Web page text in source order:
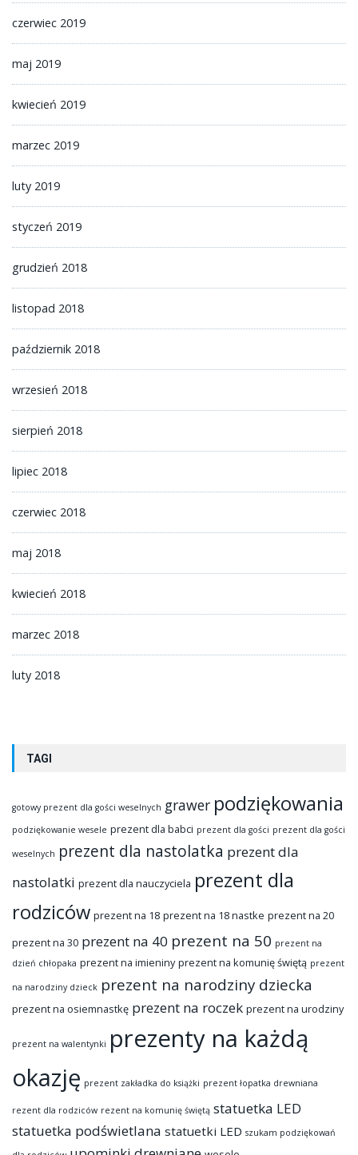
czerwiec 2019
maj 2019
kwiecień 2019
marzec 2019
luty 2019
styczeń 2019
grudzień 2018
listopad 2018
październik 2018
wrzesień 2018
sierpień 2018
lipiec 2018
czerwiec 2018
maj 2018
kwiecień 2018
marzec 2018
luty 2018
TAGI
gotowy prezent dla gości weselnych grawer podziękowania
podziękowanie wesele prezent dla babci prezent dla gości prezent dla gości
weselnych prezent dla nastolatka prezent dla
nastolatki prezent dla nauczyciela prezent dla
rodziców prezent na 18 prezent na 18 nastke prezent na 20
prezent na 30 prezent na 40 prezent na 50 prezent na
dzień chłopaka prezent na imieniny prezent na komunię świętą prezent
na narodziny dzieck prezent na narodziny dziecka
prezent na osiemnastkę prezent na roczek prezent na urodziny
prezent na walentynki prezenty na każdą
okazję prezent zakładka do książki prezent łopatka drewniana
rezent dla rodziców rezent na komunię świętą statuetka LED
statuetka podświetlana statuetki LED szukam podziękowań